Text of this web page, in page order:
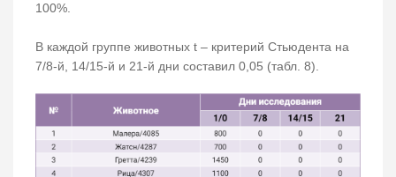
100%.
В каждой группе животных t – критерий Стьюдента на
7/8-й, 14/15-й и 21-й дни составил 0,05 (табл. 8).